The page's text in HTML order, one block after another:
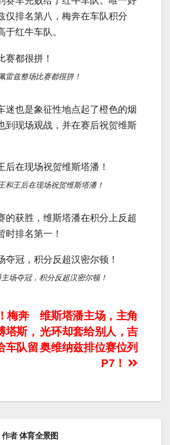
仅排名第八，梅奔在车队积分
于红牛车队。
雷兹整场比赛都很拼！
迷也是象征性地点起了橙色的烟
到现场观战，并在赛后祝贺维斯
和王后在现场祝贺维斯塔潘！
的获胜，维斯塔潘在积分上反超
时排名第一！
场夺冠，积分反超汉密尔顿！
维斯塔潘主场，主角
光环却套给别人，吉
奥维纳兹排位赛位列
P7！
梅奔
塔斯，
车队留
作者体育全景图